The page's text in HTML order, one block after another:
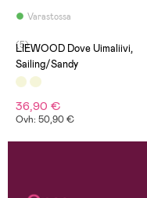
Varastossa
(5)
LIEWOOD Dove Uimaliivi,
Sailing/Sandy
36,90 €
Ovh: 50,90 €